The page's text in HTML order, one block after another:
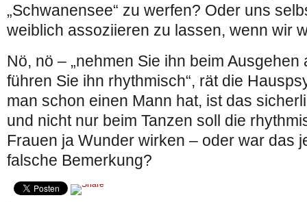
„Schwanensee“ zu werfen? Oder uns
weiblich assoziieren zu lassen, wenn wir
Nö, nö – „nehmen Sie ihn beim Ausgehen
führen Sie ihn rhythmisch“, rät die
man schon einen Mann hat, ist das
und nicht nur beim Tanzen soll die
Frauen ja Wunder wirken – oder war das
falsche Bemerkung?